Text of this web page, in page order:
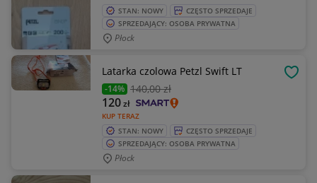
STAN: NOWY
CZĘSTO SPRZEDAJE
SPRZEDAJĄCY: OSOBA PRYWATNA
Płock
Latarka czolowa Petzl Swift LT
-14% 140,00 zł
KUP TERAZ
120zł
STAN: NOWY
CZĘSTO SPRZEDAJE
SPRZEDAJĄCY: OSOBA PRYWATNA
Płock